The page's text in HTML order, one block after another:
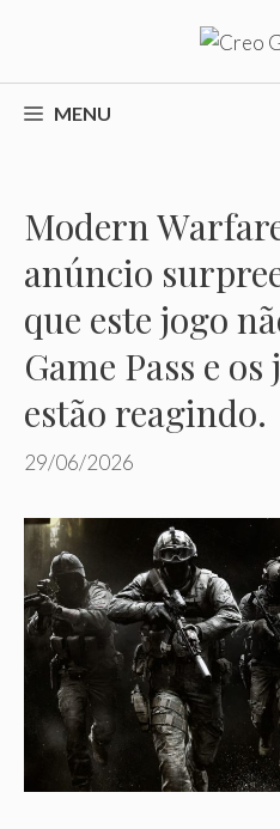
o
conteúdoMENU
Modern
anúncio
que este jogo
Game Pass e
estão reagindo.
29/06/2026